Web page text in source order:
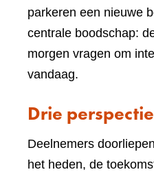
parkeren een nieuwe
centrale boodschap:
morgen vragen om
vandaag.
Drie
Deelnemers
het heden, de